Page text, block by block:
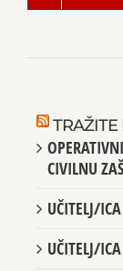
TRAŽITE
CIVILNU
UČITELJ/
UČITELJ/